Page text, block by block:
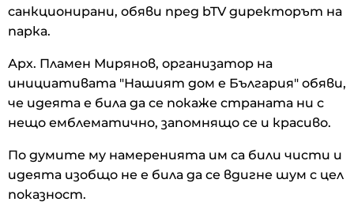
санкционирани, обяви пред bTV директорът на
парка.
Арх. Пламен Мирянов, организатор на
инициативата "Нашият дом е България" обяви,
че идеята е била да се покаже страната ни с
нещо емблематично, запомнящо се и красиво.
По думите му намеренията им са били чисти и
идеята изобщо не е била да се вдигне шум с цел
показност.